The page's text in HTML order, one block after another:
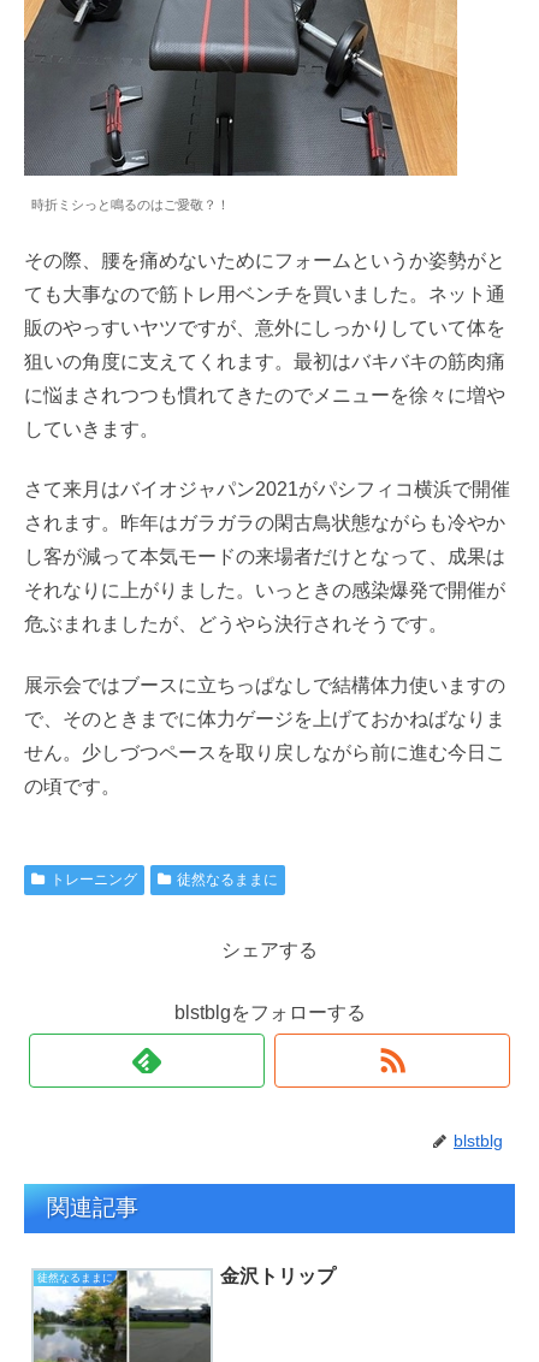
時折ミシっと鳴るのはご愛敬？！
その際、腰を痛めないためにフォームというか姿勢がと
ても大事なので筋トレ用ベンチを買いました。ネット通
販のやっすいヤツですが、意外にしっかりしていて体を
狙いの角度に支えてくれます。最初はバキバキの筋肉痛
に悩まされつつも慣れてきたのでメニューを徐々に増や
していきます。
さて来月はバイオジャパン2021がパシフィコ横浜で開催
されます。昨年はガラガラの閑古鳥状態ながらも冷やか
し客が減って本気モードの来場者だけとなって、成果は
それなりに上がりました。いっときの感染爆発で開催が
危ぶまれましたが、どうやら決行されそうです。
展示会ではブースに立ちっぱなしで結構体力使いますの
で、そのときまでに体力ゲージを上げておかねばなりま
せん。少しづつペースを取り戻しながら前に進む今日こ
の頃です。
トレーニング 徒然なるままに
シェアする
blstblgをフォローする
blstblg
関連記事
徒然なるままに 金沢トリップ